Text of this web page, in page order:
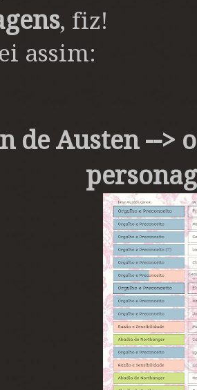
, fiz!
assim:
de Austen -->